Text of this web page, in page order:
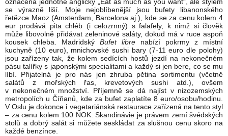
se výrazně liší. Moje nejoblíbenější jsou bufety libanonského
řetězce Maoz (Amsterdam, Barcelona aj.), kde se za cenu kolem 4
eur prodává pita chléb (i celozrnný) s falafely, k nimž si člověk
může libovolně přidávat zeleninové saláty, dokud má v ruce aspoň
kousek chleba. Madridský Bufet libre nabízí pokrmy z místní
kuchyně (10 euro), mnichovské sushi bary (7-11 euro dle polohy)
jsou zařízeny tak, že kolem sedících hostů jezdí na nekonečném
pásu talířky s japonskými specialitami a každý si jen bere, co se mu
líbí. Přijatelná je pro nás jen zhruba pětina sortimentu (včetně
salátů z mořských řas, krevetových sushi atd.), ovšem
v nekonečném množství. Příjemně se dá najíst v nizozemských
metropolích u Číňanů, kde za bufet zaplatíte 8 euro/osobu/hodinu.
V Oslu je dokonce i vegetariánská restaurace zařízená na tento styl
– za cenu kolem 100 NOK. Skandinávie je právem zemí švédských
stolů a dobrý salát si můžete seskládat za slušnou cenu skoro na
každé benzínce.